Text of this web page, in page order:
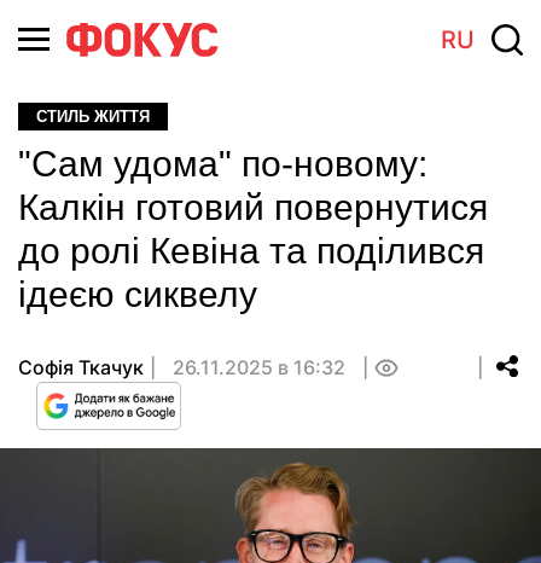
RU
СТИЛЬ ЖИТТЯ
"Сам удома" по-новому:
Калкін готовий повернутися
до ролі Кевіна та поділився
ідеєю сиквелу
Софія Ткачук 26.11.2025 в 16:32